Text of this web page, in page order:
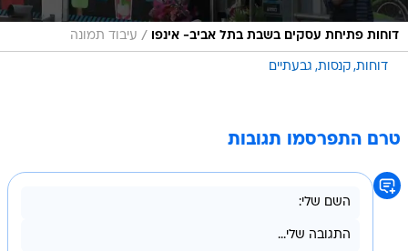
דוחות פתיחת עסקים בשבת בתל אביב- אינפו / עיבוד תמונה
דוחות קנסות גבעתיים
טרם התפרסמו תגובות